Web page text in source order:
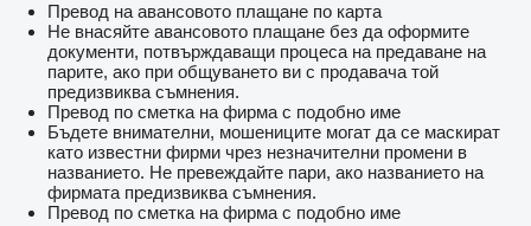
Превод на авансовото плащане по карта
Не внасяйте авансовото плащане без да оформите
документи, потвърждаващи процеса на предаване на
парите, ако при общуването ви с продавача той
предизвиква съмнения.
Превод по сметка на фирма с подобно име
Бъдете внимателни, мошениците могат да се маскират
като известни фирми чрез незначителни промени в
названието. Не превеждайте пари, ако названието на
фирмата предизвиква съмнения.
Превод по сметка на фирма с подобно име